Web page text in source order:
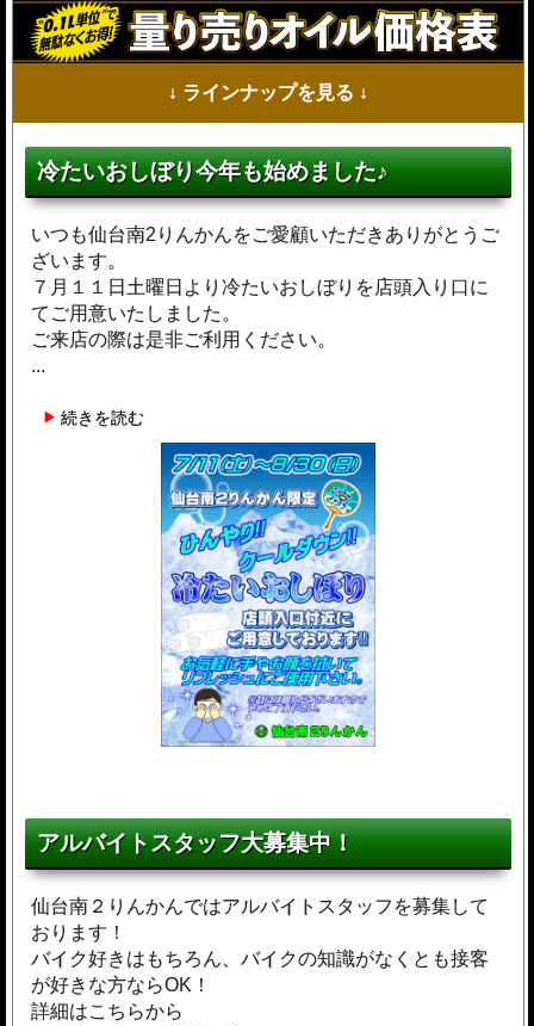
↓ ラインナップを見る ↓
冷たいおしぼり今年も始めました♪
いつも仙台南2りんかんをご愛顧いただきありがとうご
ざいます。
７月１１日土曜日より冷たいおしぼりを店頭入り口に
てご用意いたしました。
ご来店の際は是非ご利用ください。
...
続きを読む
アルバイトスタッフ大募集中！
仙台南２りんかんではアルバイトスタッフを募集して
おります！
バイク好きはもちろん、バイクの知識がなくとも接客
が好きな方ならOK！
詳細はこちらから